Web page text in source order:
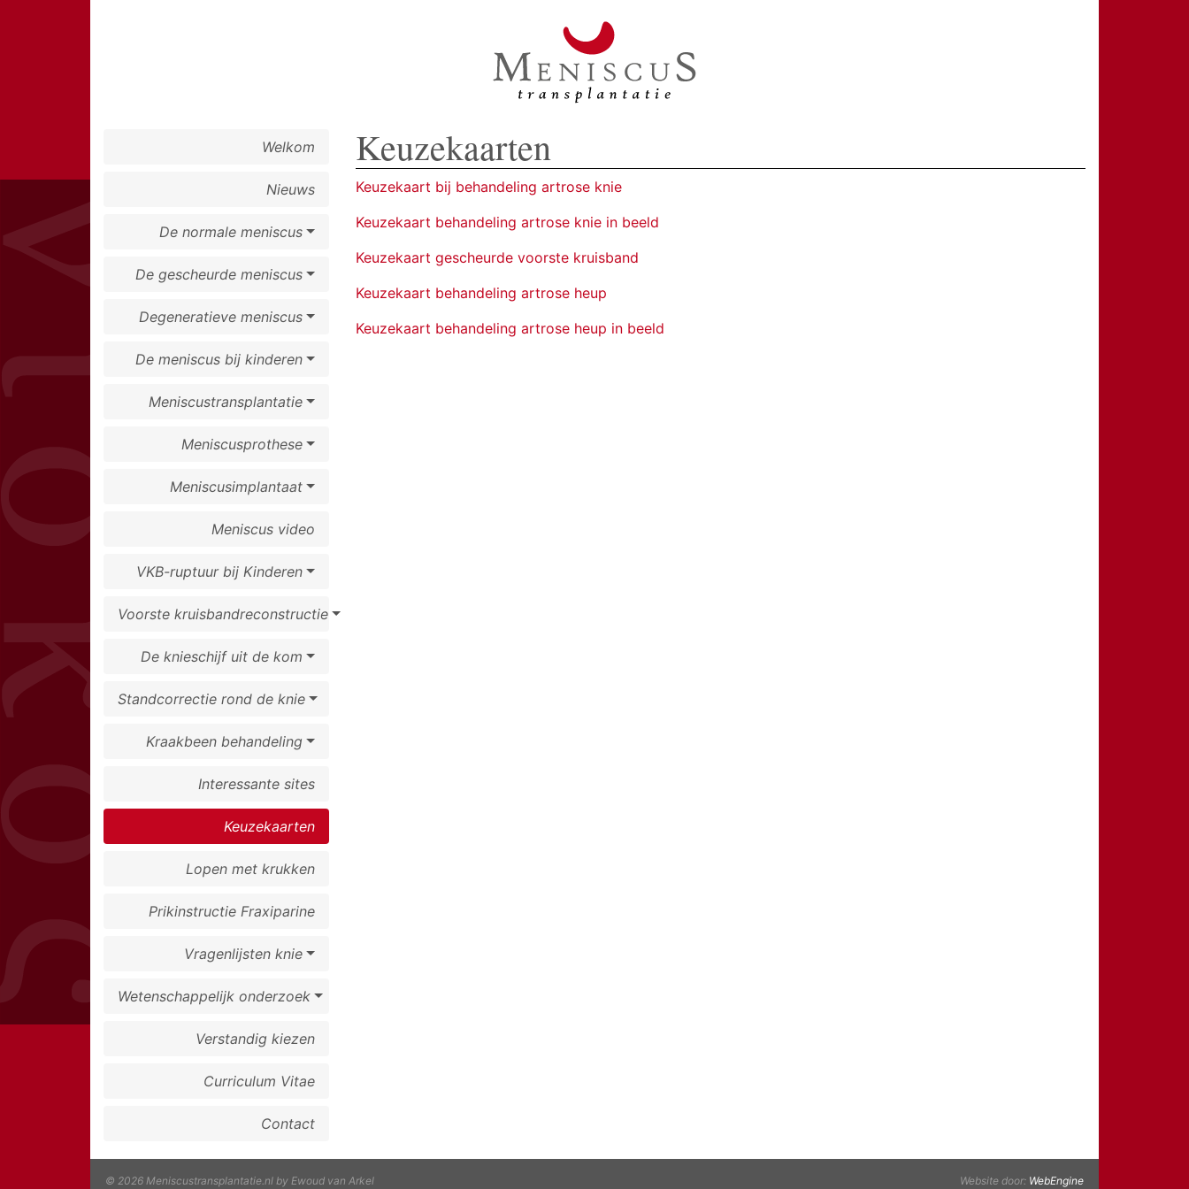
Welkom
Nieuws
De normale meniscus
De gescheurde meniscus
Degeneratieve meniscus
De meniscus bij kinderen
Meniscustransplantatie
Meniscusprothese
Meniscusimplantaat
Meniscus video
VKB-ruptuur bij Kinderen
Voorste kruisbandreconstructie
De knieschijf uit de kom
Standcorrectie rond de knie
Kraakbeen behandeling
Interessante sites
Keuzekaarten
Lopen met krukken
Prikinstructie Fraxiparine
Vragenlijsten knie
Wetenschappelijk onderzoek
Verstandig kiezen
Curriculum Vitae
Contact
Keuzekaarten
Keuzekaart bij behandeling artrose knie
Keuzekaart behandeling artrose knie in beeld
Keuzekaart gescheurde voorste kruisband
Keuzekaart behandeling artrose heup
Keuzekaart behandeling artrose heup in beeld
© 2026 Meniscustransplantatie.nl by Ewoud van Arkel Website door: WebEngine